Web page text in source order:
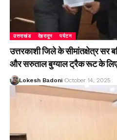
उत्तराखंड देहरादून पर्यटन
उत्तरकाशी जिले के सीमांतक्षेत्र सर
और सरुताल बुग्याल ट्रैक रूट के लिए
Lokesh Badoni October 14, 2025